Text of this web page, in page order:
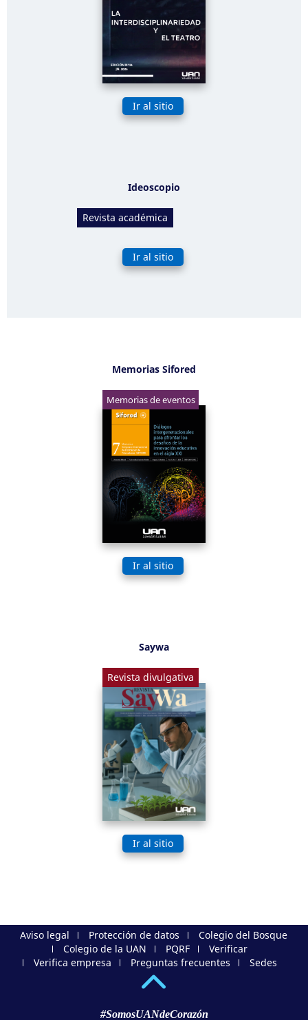
Ir al sitio
Ideoscopio
Revista académica
Ir al sitio
Memorias Sifored
Memorias de eventos
Ir al sitio
Saywa
Revista divulgativa
Ir al sitio
Aviso legal Protección de datos
Colegio del Bosque
Colegio de la UAN
PQRF
Verificar
Verifica empresa
Preguntas frecuentes Sedes
#SomosUANdeCorazón